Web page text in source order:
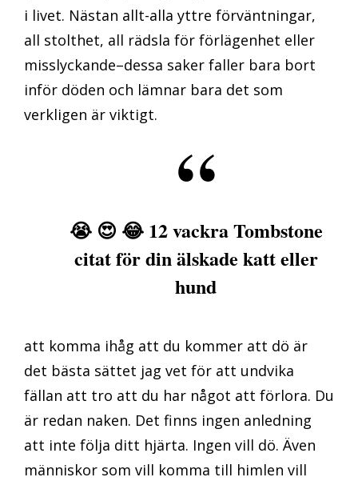
i livet. Nästan allt-alla yttre förväntningar,
all stolthet, all rädsla för förlägenhet eller
misslyckande–dessa saker faller bara bort
inför döden och lämnar bara det som
verkligen är viktigt.
😭 😍 😂 12 vackra Tombstone
citat för din älskade katt eller
hund
att komma ihåg att du kommer att dö är
det bästa sättet jag vet för att undvika
fällan att tro att du har något att förlora. Du
är redan naken. Det finns ingen anledning
att inte följa ditt hjärta. Ingen vill dö. Även
människor som vill komma till himlen vill